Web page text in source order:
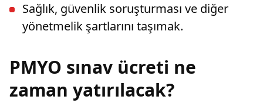
Sağlık, güvenlik soruşturması ve diğer
yönetmelik şartlarını taşımak.
PMYO sınav ücreti ne
zaman yatırılacak?